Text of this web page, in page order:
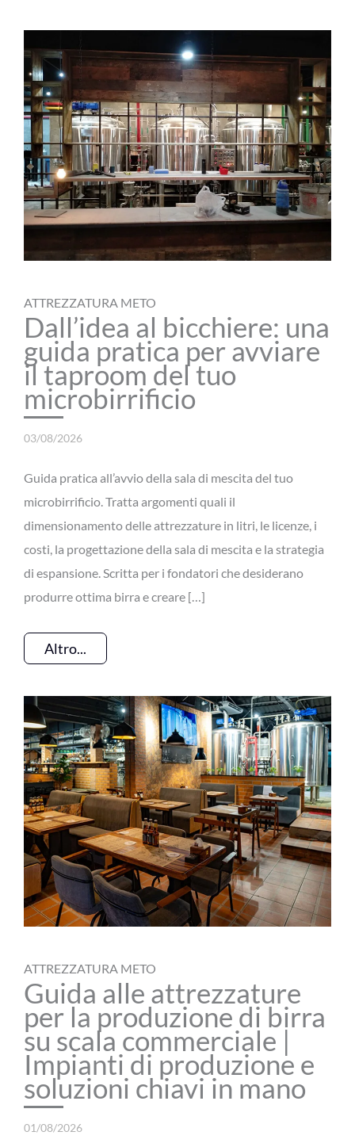
ATTREZZATURA METO
Dall’idea al bicchiere: una
guida pratica per avviare
il taproom del tuo
microbirrificio
03/08/2026
Guida pratica all’avvio della sala di mescita del tuo
microbirrificio. Tratta argomenti quali il
dimensionamento delle attrezzature in litri, le licenze, i
costi, la progettazione della sala di mescita e la strategia
di espansione. Scritta per i fondatori che desiderano
produrre ottima birra e creare […]
Altro...
ATTREZZATURA METO
Guida alle attrezzature
per la produzione di birra
su scala commerciale |
Impianti di produzione e
soluzioni chiavi in mano
01/08/2026